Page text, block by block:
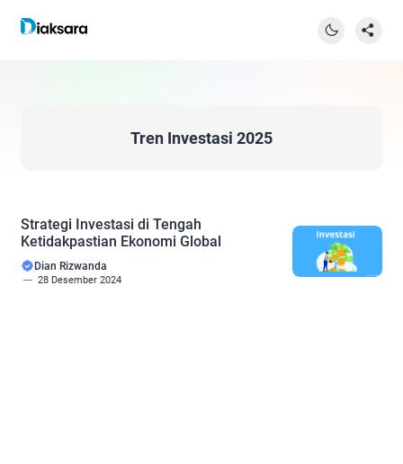
Tren Investasi 2025
Strategi Investasi di Tengah
Ketidakpastian Ekonomi Global
Dian Rizwanda
28 Desember 2024